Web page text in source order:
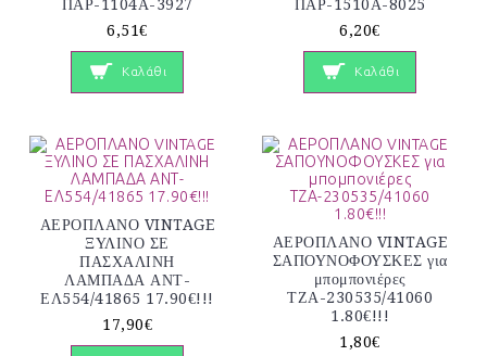
ΠΑΡ-1104Α-3927
6,51€
Καλάθι
ΠΑΡ-1510Α-8025
6,20€
Καλάθι
ΑΕΡΟΠΛΑΝΟ VINTAGE
ΞΥΛΙΝΟ ΣΕ
ΠΑΣΧΑΛΙΝΗ
ΛΑΜΠΑΔΑ ΑΝΤ-
ΕΛ554/41865 17.90€!!!
17,90€
ΑΕΡΟΠΛΑΝΟ VINTAGE
ΣΑΠΟΥΝΟΦΟΥΣΚΕΣ για
μπομπονιέρες
ΤΖΑ-230535/41060
1.80€!!!
1,80€